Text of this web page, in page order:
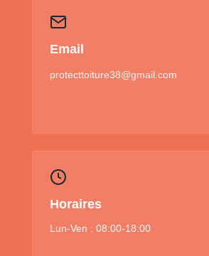
Email
protecttoiture38@gmail.com
Horaires
Lun-Ven : 08:00-18:00